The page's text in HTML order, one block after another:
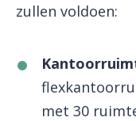
zullen voldoen:
met 30